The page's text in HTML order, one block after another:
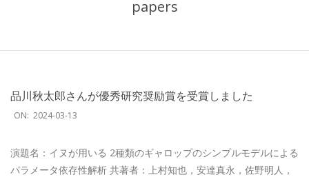
papers
品川秋太郎さんが優秀研究奨励賞を受賞しました
2024-
13
ON: 2024-03-13
演題名：イヌが用いる 2種類のギャロップのシンプルモデルによる
パラメータ依存性解析 共著者：上村知也，安達真永，佐野明人，